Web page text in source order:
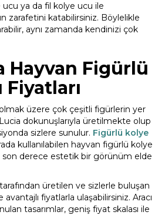
ucu ya da fil kolye ucu ile
zarafetini katabilirsiniz. Böylelikle
aynı zamanda kendinizi çok
Hayvan Figürlü
üzere çok çeşitli figürlerin yer
Lucia dokunuşlarıyla üretilmekte olup
sizlere sunulur. Figürlü kolye
kullanılabilen hayvan figürlü kolye
son derece estetik bir görünüm elde
üretilen ve sizlerle buluşan
fiyatlarla ulaşabilirsiniz. Aracı
tasarımlar, geniş fiyat skalası ile